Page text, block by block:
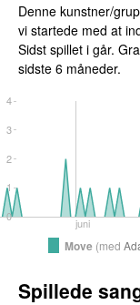
Denne kunstner/
vi startede med at
Sidst spillet i går.
sidste 6 måneder.
juni
0
1
2
3
4
Move(med
Spillede